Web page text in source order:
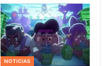
NOTICIAS